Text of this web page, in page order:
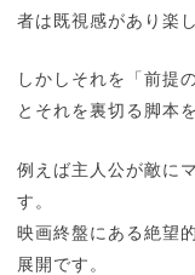
者は既視感があり楽
しかしそれを「前提
とそれを裏切る脚本
例えば主人公が敵に
す。
映画終盤にある絶望
展開です。